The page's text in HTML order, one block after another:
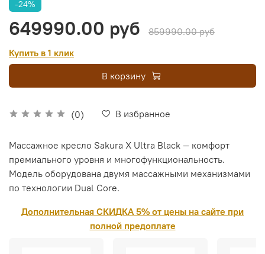
(0) В избранное
-24%
649990.00 руб
859990.00 руб
Купить в 1 клик
В корзину
Массажное кресло Sakura X Ultra Black — комфорт
премиального уровня и многофункциональность.
Модель оборудована двумя массажными механизмами
по технологии Dual Core.
Дополнительная СКИДКА 5% от цены на сайте при
полной предоплате